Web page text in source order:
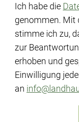
Ich habe die
genommen. Mit
stimme ich zu,
zur
erhoben und
Einwilligung
an